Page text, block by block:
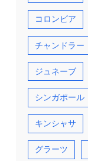
コロンビア
チャンドラー
ジュネーブ
シンガポール
キンシャサ
グラーツ